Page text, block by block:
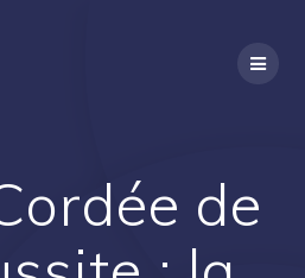
de